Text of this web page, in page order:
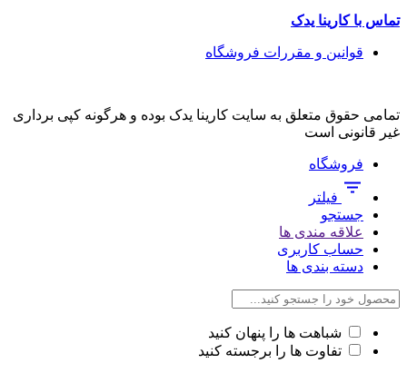
تماس با کارینا یدک
قوانین و مقررات فروشگاه
تمامی حقوق متعلق به سایت کارینا یدک بوده و هرگونه کپی برداری
غیر قانونی است
فروشگاه
فیلتر
جستجو
علاقه مندی ها
حساب کاربری
دسته بندی ها
شباهت ها را پنهان کنید
تفاوت ها را برجسته کنید